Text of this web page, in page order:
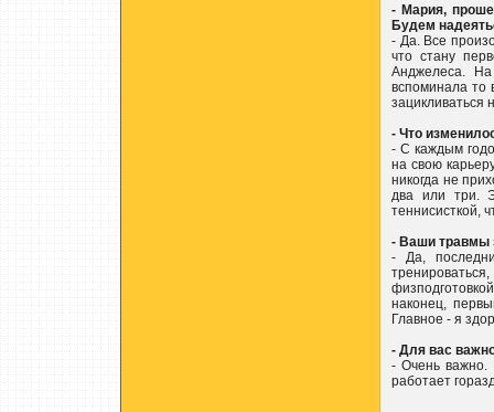
- Мария,
Будем
- Да. Все
что стану
Анджелеса.
вспоминала то
зацикливаться
- Что
- С каждым
на свою
никогда не
два или три.
теннисисткой,
- Ваши травмы
- Да,
наконец,
Главное - я
- Для вас
- Очень важно.
работает